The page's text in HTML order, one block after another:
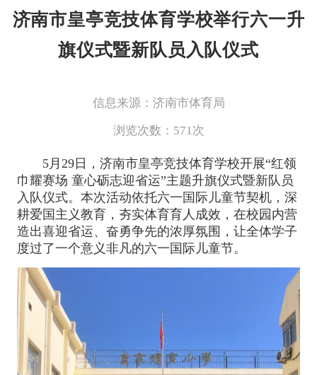
济南市皇亭竞技体育学校举行六一升
旗仪式暨新队员入队仪式
信息来源：济南市体育局
浏览次数： 571次
5月29日，济南市皇亭竞技体育学校开展“红领
巾耀赛场 童心砺志迎省运”主题升旗仪式暨新队员
入队仪式。本次活动依托六一国际儿童节契机，深
耕爱国主义教育，夯实体育育人成效，在校园内营
造出喜迎省运、奋勇争先的浓厚氛围，让全体学子
度过了一个意义非凡的六一国际儿童节。